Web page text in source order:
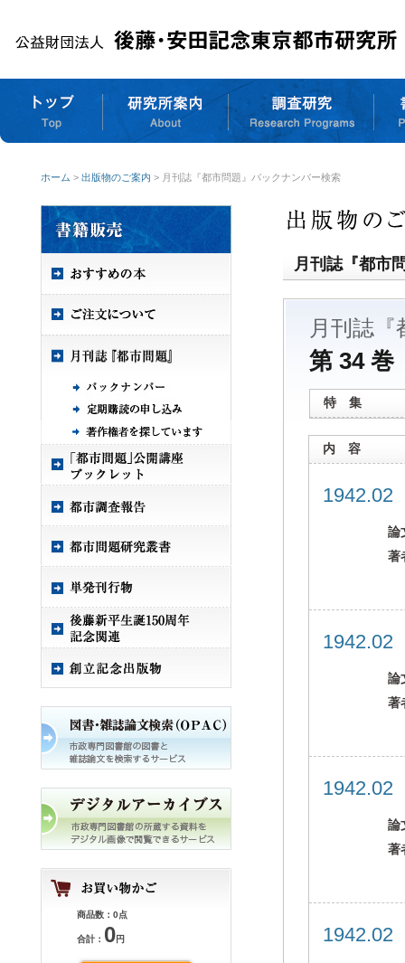
ホーム > 出版物のご案内 > 月刊誌『都市問題』バックナンバー検索
商品数：0点
合計： 0円
月刊誌『都市
月刊誌『
第 34
特 集
内 容
論
著
論
著
論
著